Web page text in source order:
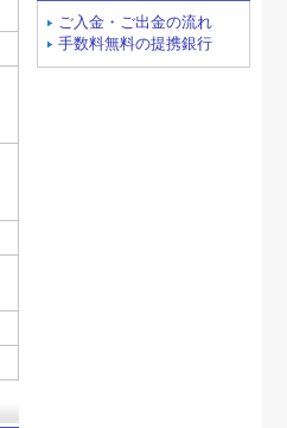
ご入金・ご出金の流れ
手数料無料の提携銀行